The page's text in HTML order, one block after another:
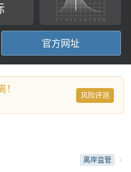
官方网址
！
风险评测
离岸监管